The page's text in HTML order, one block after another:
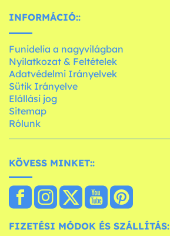
INFORMÁCIÓ::
Funidelia a nagyvilágban
Nyilatkozat & Feltételek
Adatvédelmi Irányelvek
Sütik Irányelve
Elállási jog
Sitemap
Rólunk
KÖVESS MINKET::
FIZETÉSI MÓDOK ÉS SZÁLLÍTÁS: